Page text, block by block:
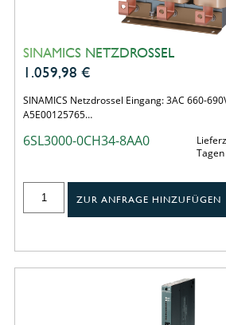
SINAMICS NETZDROSSEL
1.059,98 €
SINAMICS Netzdrossel Eingang: 3AC 660-
A5E00125765…
6SL3000-0CH34-8AA0
ZUR ANFRAGE HINZUFÜGEN